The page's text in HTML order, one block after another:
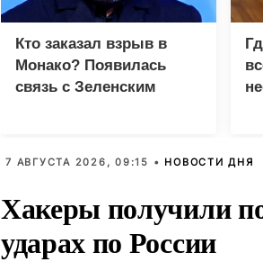
Кто заказал взрыв в
Монако? Появилась
связь с Зеленским
7 АВГУСТА 2026, 09:15 • НОВОСТИ ДНЯ
Хакеры получили
ударах по России